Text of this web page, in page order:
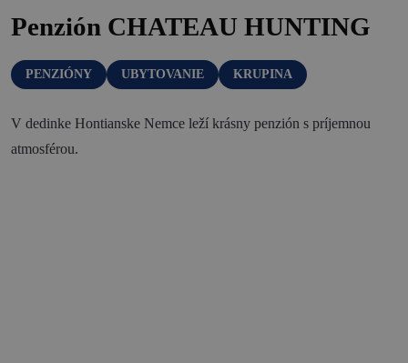
Región
Zvolen
Kremnica
Krupina
Penzión CHATEAU HUNTING
PENZIÓNY UBYTOVANIE KRUPINA
V dedinke Hontianske Nemce leží krásny penzión s príjemnou
atmosférou.